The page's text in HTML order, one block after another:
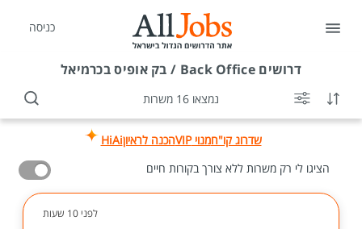
כניסה
דרושיםBack Office / בק אופיס בכרמיאל
נמצאו 16 משרות
שדרוג קו"חמנוי VIP הכנה לראיוןHiAi
הציגו לי רק משרות ללא צורך בקורות חיים
לפני 10 שעות